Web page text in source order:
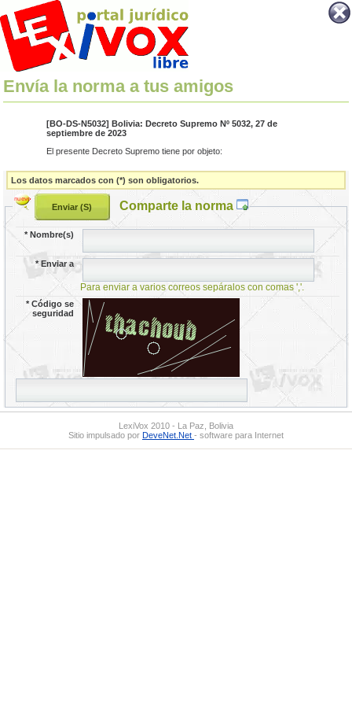
Envía la norma a tus amigos
[BO-DS-N5032] Bolivia: Decreto Supremo Nº 5032, 27 de
septiembre de 2023
El presente Decreto Supremo tiene por objeto:
Los datos marcados con (*) son obligatorios.
Comparte la norma
*Nombre(s)
*Enviar a
Para enviar a varios correos sepáralos con comas ','.
*Código se
seguridad
LexiVox 2010 - La Paz, Bolivia
Sitio impulsado por DeveNet.Net - software para Internet